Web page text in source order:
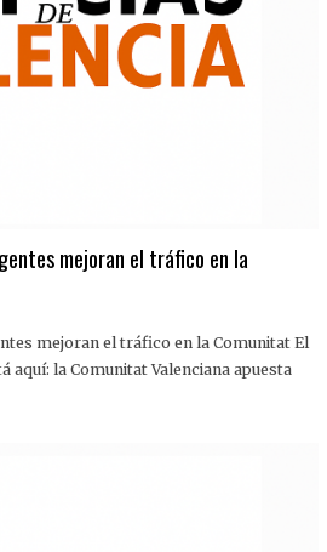
mejoran el tráfico en la
mejoran el tráfico en la Comunitat El
aquí: la Comunitat Valenciana apuesta